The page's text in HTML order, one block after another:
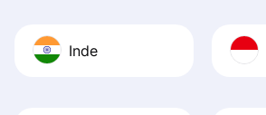
Inde